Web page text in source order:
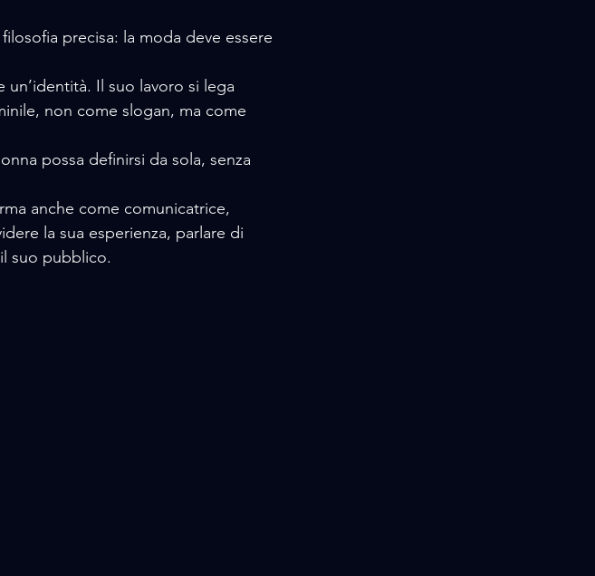
precisa: la moda deve essere
Il suo lavoro si lega
non come slogan, ma come
possa definirsi da sola, senza
anche come comunicatrice,
la sua esperienza, parlare di
suo pubblico.